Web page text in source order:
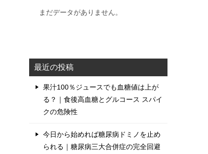
まだデータがありません。
最近の投稿
果汁100％ジュースでも血糖値は上が
る？｜食後高血糖とグルコース スパイ
クの危険性
今日から始めれば糖尿病ドミノを止め
られる｜糖尿病三大合併症の完全回避